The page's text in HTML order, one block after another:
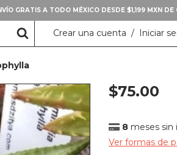
GRATIS A TODO MÉXICO DESDE $1,199 MXN DE
Crear una cuenta / Iniciar
$75.00
8 meses sin
Ver formas de